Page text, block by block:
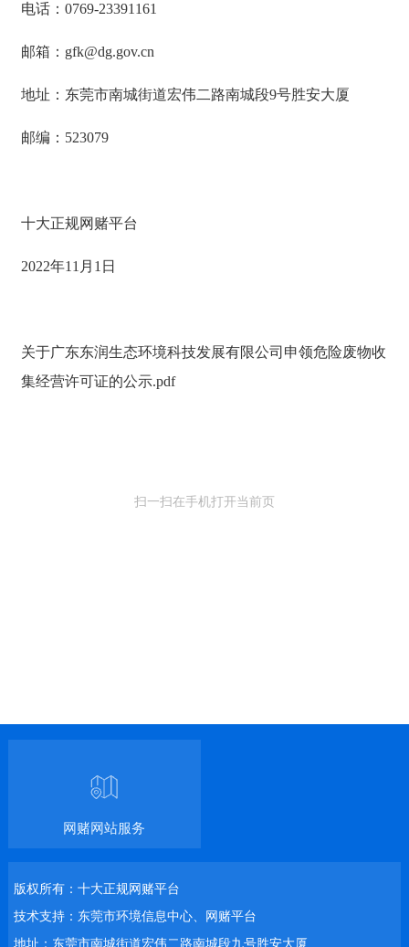
电话：0769-23391161
邮箱： gfk@dg.gov.cn
地址：东莞市南城街道宏伟二路南城段9号胜安大厦
邮编：523079
十大正规网赌平台
2022年11月1日
关于广东东润生态环境科技发展有限公司申领危险废物收
集经营许可证的公示.pdf
扫一扫在手机打开当前页
网赌网站服务
版权所有：十大正规网赌平台
技术支持：东莞市环境信息中心、网赌平台
地址：东莞市南城街道宏伟二路南城段九号胜安大厦